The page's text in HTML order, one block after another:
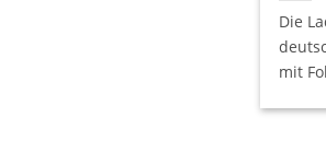
Die
mit